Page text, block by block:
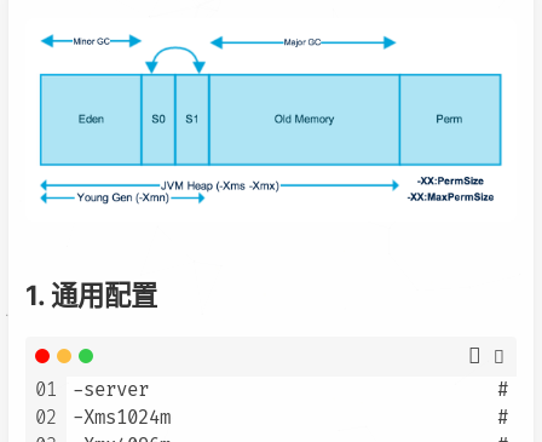
1. 通用配置
01
02
-server                                # 运行
-Xms1024m                              # 设置初